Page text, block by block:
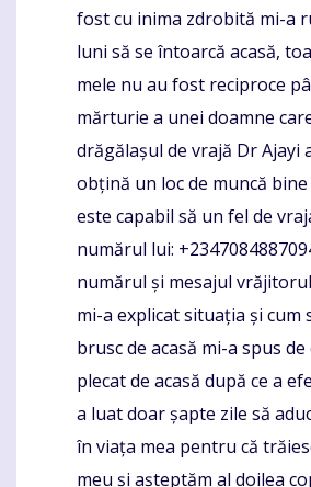
fost cu inima zdrobită mi-a
luni să se întoarcă acasă,
mele nu au fost reciproce
mărturie a unei doamne
drăgălașul de vrajă Dr Ajayi
obțină un loc de muncă
este capabil să un fel de
numărul lui:
numărul și mesajul
mi-a explicat situația și cum
brusc de acasă mi-a spus
plecat de acasă după ce a
a luat doar șapte zile să
în viața mea pentru că
meu și așteptăm al doilea